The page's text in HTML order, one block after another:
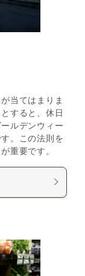
当てはまりま
すると、休日
ルデンウィー
。この法則を
重要です。